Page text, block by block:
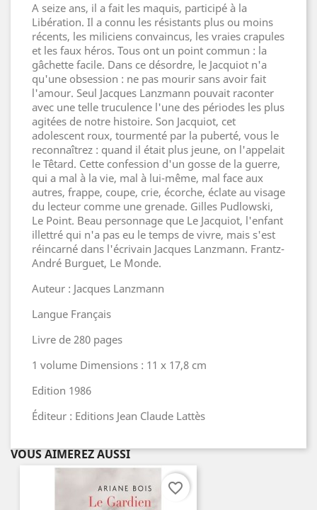
A seize ans, il a fait les maquis, participé à la
Libération. Il a connu les résistants plus ou moins
récents, les miliciens convaincus, les vraies crapules
et les faux héros. Tous ont un point commun : la
gâchette facile. Dans ce désordre, le Jacquiot n'a
qu'une obsession : ne pas mourir sans avoir fait
l'amour. Seul Jacques Lanzmann pouvait raconter
avec une telle truculence l'une des périodes les plus
agitées de notre histoire. Son Jacquiot, cet
adolescent roux, tourmenté par la puberté, vous le
reconnaîtrez : quand il était plus jeune, on l'appelait
le Têtard. Cette confession d'un gosse de la guerre,
qui a mal à la vie, mal à lui-même, mal face aux
autres, frappe, coupe, crie, écorche, éclate au visage
du lecteur comme une grenade. Gilles Pudlowski,
Le Point. Beau personnage que Le Jacquiot, l'enfant
illettré qui n'a pas eu le temps de vivre, mais s'est
réincarné dans l'écrivain Jacques Lanzmann. Frantz-
André Burguet, Le Monde.
Auteur : Jacques Lanzmann
Langue Français
Livre de 280 pages
1 volume Dimensions : 11 x 17,8 cm
Edition 1986
Éditeur : Editions Jean Claude Lattès
VOUS AIMEREZ AUSSI
favorite_border